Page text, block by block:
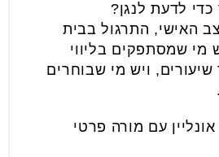
לדעת לנגן?
האישי, התרגול בבית
מי שמסתפקים בליווי
ויש מי שבוחרים
עם מורה פרטי